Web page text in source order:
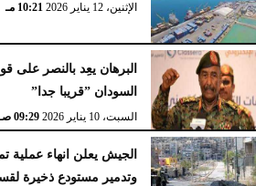
الإثنين، 12 يناير 2026 10:21 مـ
البرهان يعِد بالنصر على
السودان ”قريبا جدا”
السبت، 10 يناير 2026 09:29 صـ
الجيش يعلن انهاء
وتدمير مستودع ذخيرة